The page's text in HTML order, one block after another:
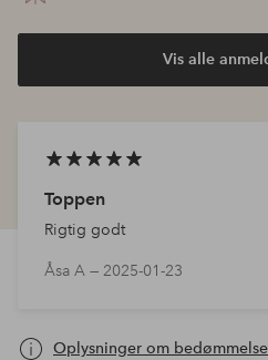
Vis alle
Toppen
Rigtig godt
Åsa A — 2025-01-23
Oplysninger om bedømmelse